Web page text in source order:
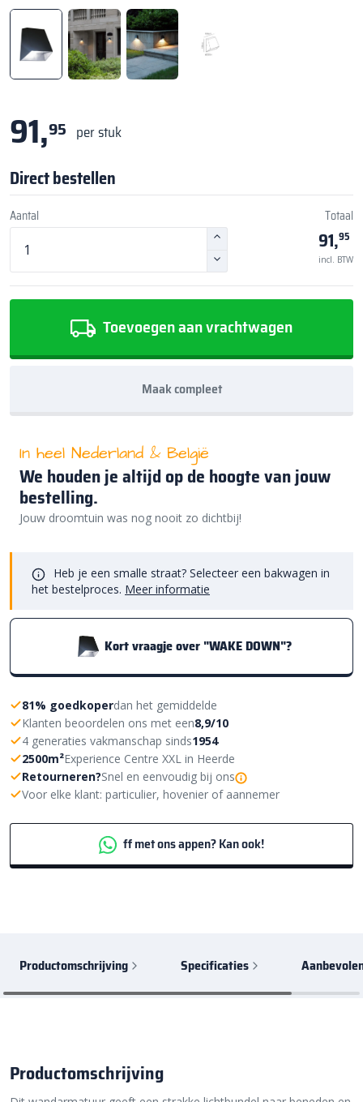
91,95 per stuk
Direct bestellen
Aantal Totaal
91,95
incl. BTW
Toevoegen aan vrachtwagen
Maak compleet
In heel Nederland & België
We houden je altijd op de hoogte van jouw
bestelling.
Jouw droomtuin was nog nooit zo dichtbij!
Heb je een smalle straat? Selecteer een bakwagen in
het bestelproces. Meer informatie
Kort vraagje over "WAKE DOWN"?
81% goedkoperdan het gemiddelde
Klanten beoordelen ons met een8,9/10
4 generaties vakmanschap sinds1954
2500m²Experience Centre XXL in Heerde
Retourneren?Snel en eenvoudig bij ons
Voor elke klant: particulier, hovenier of aannemer
ff met ons appen? Kan ook!
Productomschrijving Specificaties
Productomschrijving